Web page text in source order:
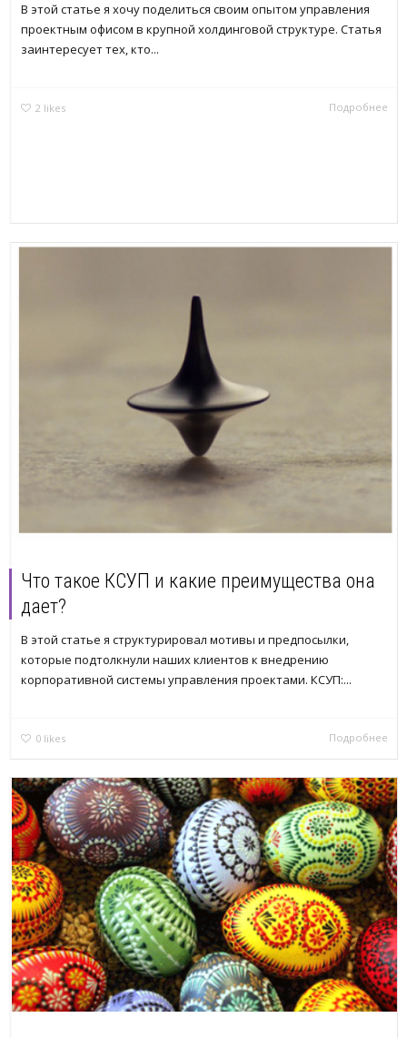
В этой статье я хочу поделиться своим опытом управления
проектным офисом в крупной холдинговой структуре. Статья
заинтересует тех, кто...
2 likes Подробнее
Что такое КСУП и какие преимущества она
дает?
В этой статье я структурировал мотивы и предпосылки,
которые подтолкнули наших клиентов к внедрению
корпоративной системы управления проектами. КСУП:...
0 likes Подробнее